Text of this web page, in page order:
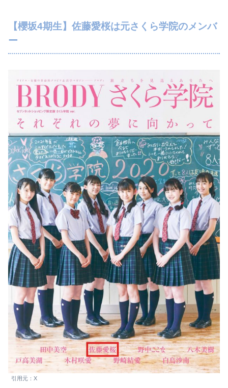
【櫻坂4期生】佐藤愛桜は元さくら学院のメンバ
ー
引用元：X